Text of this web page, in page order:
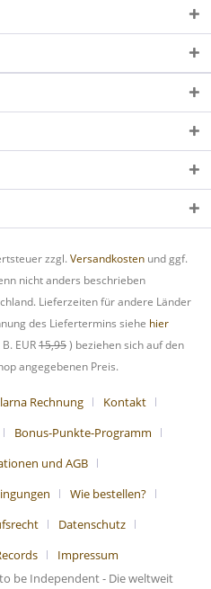
zzgl. Versandkosten und ggf.
nicht anders beschrieben
Lieferzeiten für andere Länder
des Liefertermins siehe hier
EUR15,95) beziehen sich auf den
angegebenen Preis.
Rechnung
Kontakt
Bonus-Punkte-Programm
und AGB
Wie bestellen?
Datenschutz
Impressum
be Independent - Die weltweit